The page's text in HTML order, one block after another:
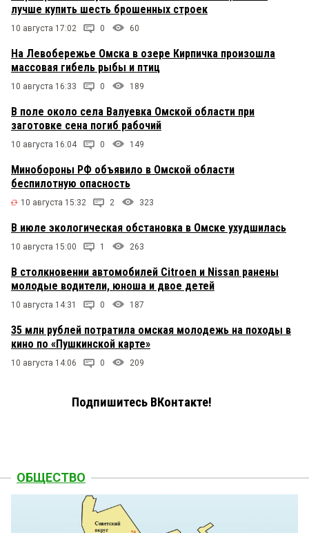
лучше купить шесть брошенных строек
10 августа 17:02 0 60
На Левобережье Омска в озере Кирпичка произошла
массовая гибель рыбы и птиц
10 августа 16:33 0 189
В поле около села Валуевка Омской области при
заготовке сена погиб рабочий
10 августа 16:04 0 149
Минобороны РФ объявило в Омской области
беспилотную опасность
10 августа 15:32 2 323
В июле экологическая обстановка в Омске ухудшилась
10 августа 15:00 1 263
В столкновении автомобилей Citroen и Nissan ранены
молодые водители, юноша и двое детей
10 августа 14:31 0 187
35 млн рублей потратила омская молодежь на походы в
кино по «Пушкинской карте»
10 августа 14:06 0 209
Подпишитесь ВКонтакте!
ОБЩЕСТВО